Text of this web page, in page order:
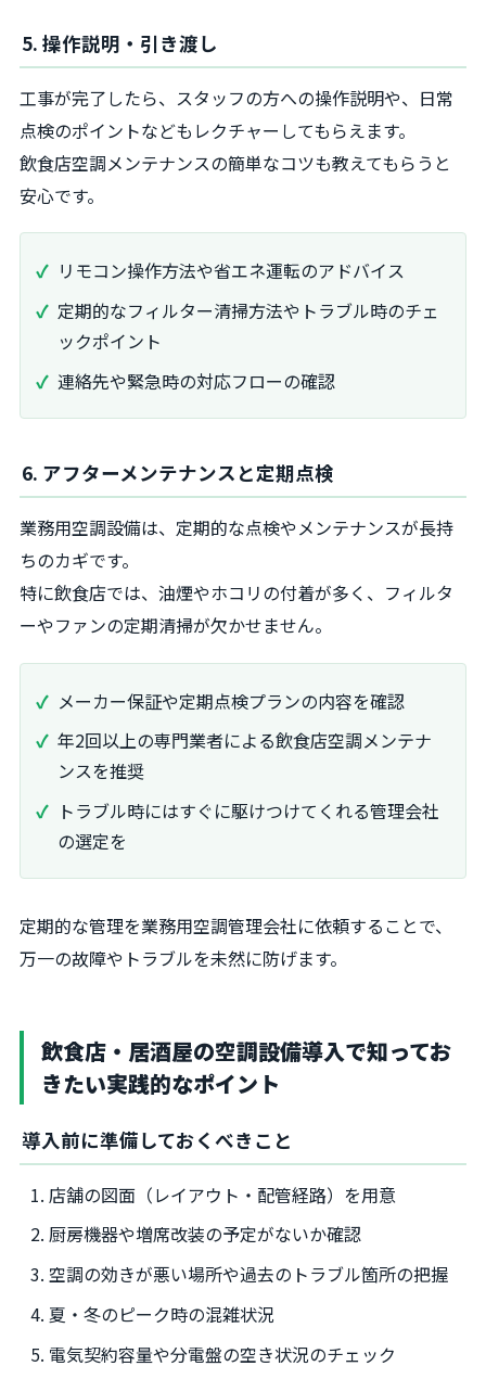
5. 操作説明・引き渡し
工事が完了したら、スタッフの方への操作説明や、日常
点検のポイントなどもレクチャーしてもらえます。
飲食店空調メンテナンスの簡単なコツも教えてもらうと
安心です。
リモコン操作方法や省エネ運転のアドバイス
定期的なフィルター清掃方法やトラブル時のチェ
ックポイント
連絡先や緊急時の対応フローの確認
6. アフターメンテナンスと定期点検
業務用空調設備は、定期的な点検やメンテナンスが長持
ちのカギです。
特に飲食店では、油煙やホコリの付着が多く、フィルタ
ーやファンの定期清掃が欠かせません。
メーカー保証や定期点検プランの内容を確認
年2回以上の専門業者による飲食店空調メンテナ
ンスを推奨
トラブル時にはすぐに駆けつけてくれる管理会社
の選定を
定期的な管理を業務用空調管理会社に依頼することで、
万一の故障やトラブルを未然に防げます。
飲食店・居酒屋の空調設備導入で知ってお
きたい実践的なポイント
導入前に準備しておくべきこと
店舗の図面（レイアウト・配管経路）を用意
厨房機器や増席改装の予定がないか確認
空調の効きが悪い場所や過去のトラブル箇所の把握
夏・冬のピーク時の混雑状況
電気契約容量や分電盤の空き状況のチェック